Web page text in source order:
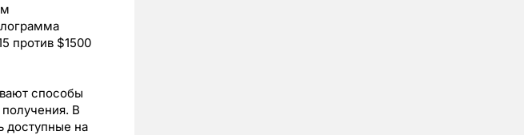
против $1500
способы
В
доступные на